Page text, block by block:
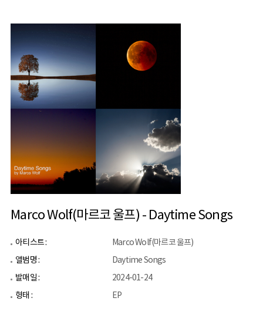
Marco Wolf(마르코 울프) - Daytime Songs
아티스트 :
Marco Wolf(마르코 울프)
앨범명 :
Daytime Songs
발매일 :
2024-01-24
형태 :
EP